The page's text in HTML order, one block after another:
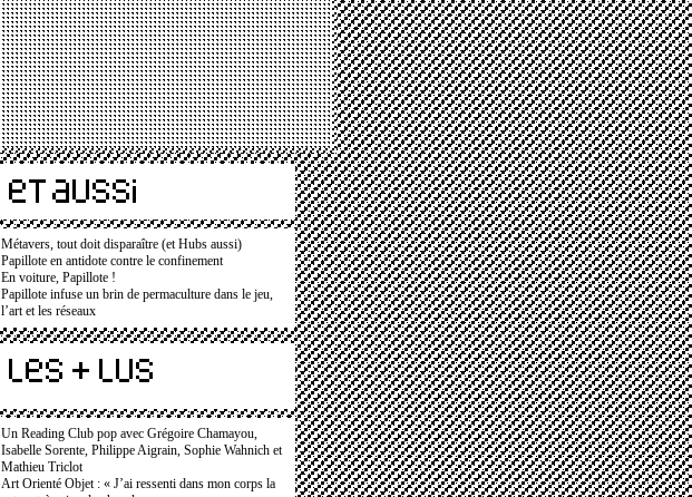
Métavers, tout doit disparaître (et Hubs aussi)
Papillote en antidote contre le confinement
En voiture, Papillote !
Papillote infuse un brin de permaculture dans le jeu,
l’art et les réseaux
Un Reading Club pop avec Grégoire Chamayou,
Isabelle Sorente, Philippe Aigrain, Sophie Wahnich et
Mathieu Triclot
Art Orienté Objet : « J’ai ressenti dans mon corps la